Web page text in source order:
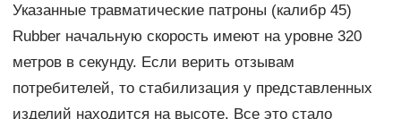
Указанные травматические патроны (калибр 45)
Rubber начальную скорость имеют на уровне 320
метров в секунду. Если верить отзывам
потребителей, то стабилизация у представленных
изделий находится на высоте. Все это стало